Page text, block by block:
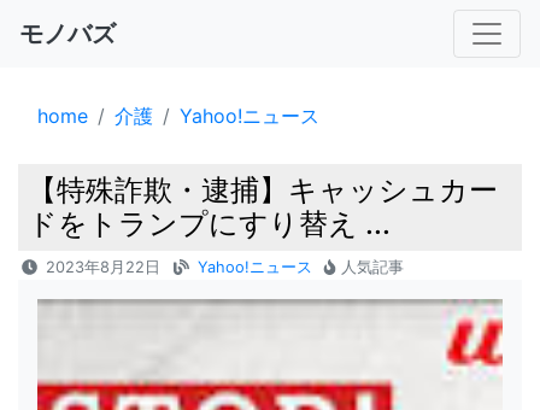
モノバズ
home 介護 Yahoo!ニュース
【特殊詐欺・逮捕】キャッシュカー
ドをトランプにすり替え ...
2023年8月22日 Yahoo!ニュース 人気記事